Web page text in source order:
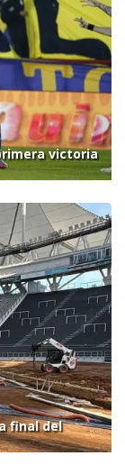
victoria
final del